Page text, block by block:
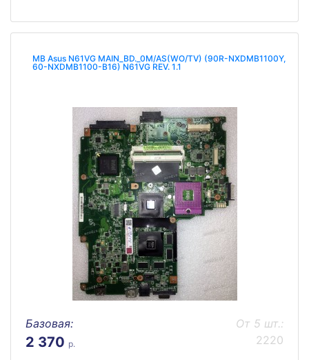
MB Asus N61VG MAIN_BD._0M/AS(WO/TV) (90R-NXDMB1100Y,
60-NXDMB1100-B16) N61VG REV. 1.1
Базовая:
2 370 р.
От 5 шт.:
2220